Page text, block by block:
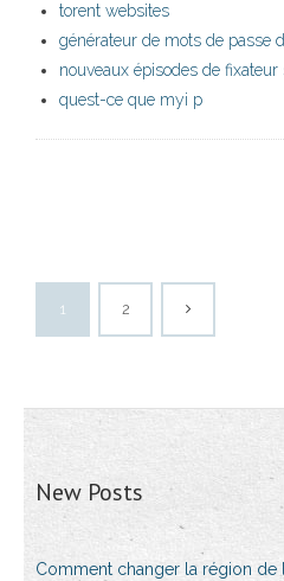
torent websites
générateur de mots de passe
nouveaux épisodes de
quest-ce que myi p
1 2
New Posts
Comment changer la région de